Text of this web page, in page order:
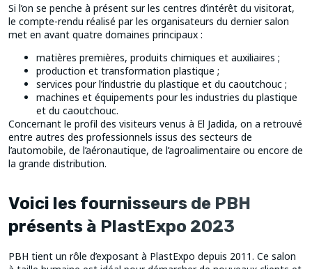
Si l’on se penche à présent sur les centres d’intérêt du visitorat,
le compte-rendu réalisé par les organisateurs du dernier salon
met en avant quatre domaines principaux :
matières premières, produits chimiques et auxiliaires ;
production et transformation plastique ;
services pour l’industrie du plastique et du caoutchouc ;
machines et équipements pour les industries du plastique
et du caoutchouc.
Concernant le profil des visiteurs venus à El Jadida, on a retrouvé
entre autres des professionnels issus des secteurs de
l’automobile, de l’aéronautique, de l’agroalimentaire ou encore de
la grande distribution.
Voici les fournisseurs de PBH
présents à PlastExpo 2023
PBH tient un rôle d’exposant à PlastExpo depuis 2011. Ce salon